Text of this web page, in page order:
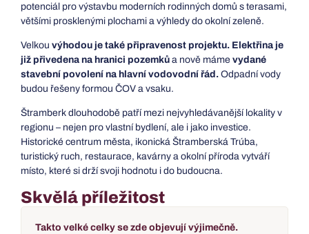
potenciál pro výstavbu moderních rodinných domů s terasami,
většími prosklenými plochami a výhledy do okolní zeleně.
Velkouvýhodou je také připravenost projektu. Elektřina je
již přivedena na hranici pozemků a nově mámevydané
stavební povolení na hlavní vodovodní řád. Odpadní vody
budou řešeny formou ČOV a vsaku.
Štramberk dlouhodobě patří mezi nejvyhledávanější lokality v
regionu – nejen pro vlastní bydlení, ale i jako investice.
Historické centrum města, ikonická Štramberská Trúba,
turistický ruch, restaurace, kavárny a okolní příroda vytváří
místo, které si drží svoji hodnotu i do budoucna.
Skvělá příležitost
Takto velké celky se zde objevují výjimečně.